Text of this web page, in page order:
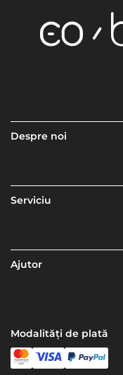
Despre noi
Serviciu
Ajutor
Modalități de plată